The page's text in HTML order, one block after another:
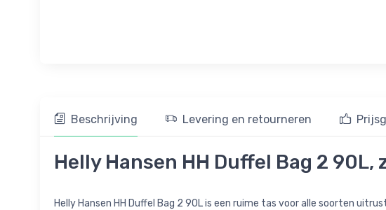
Beschrijving Levering en retourneren
Helly Hansen HH Duffel Bag 2 90L,
Helly Hansen HH Duffel Bag 2 90L is een ruime tas voor alle soorten